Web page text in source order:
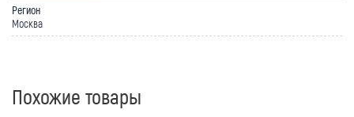
Регион
Москва
Похожие товары